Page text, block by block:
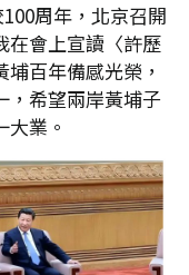
周年，北京召開
在會上宣讀〈許歷
百年備感光榮，
，希望兩岸黃埔子
業。